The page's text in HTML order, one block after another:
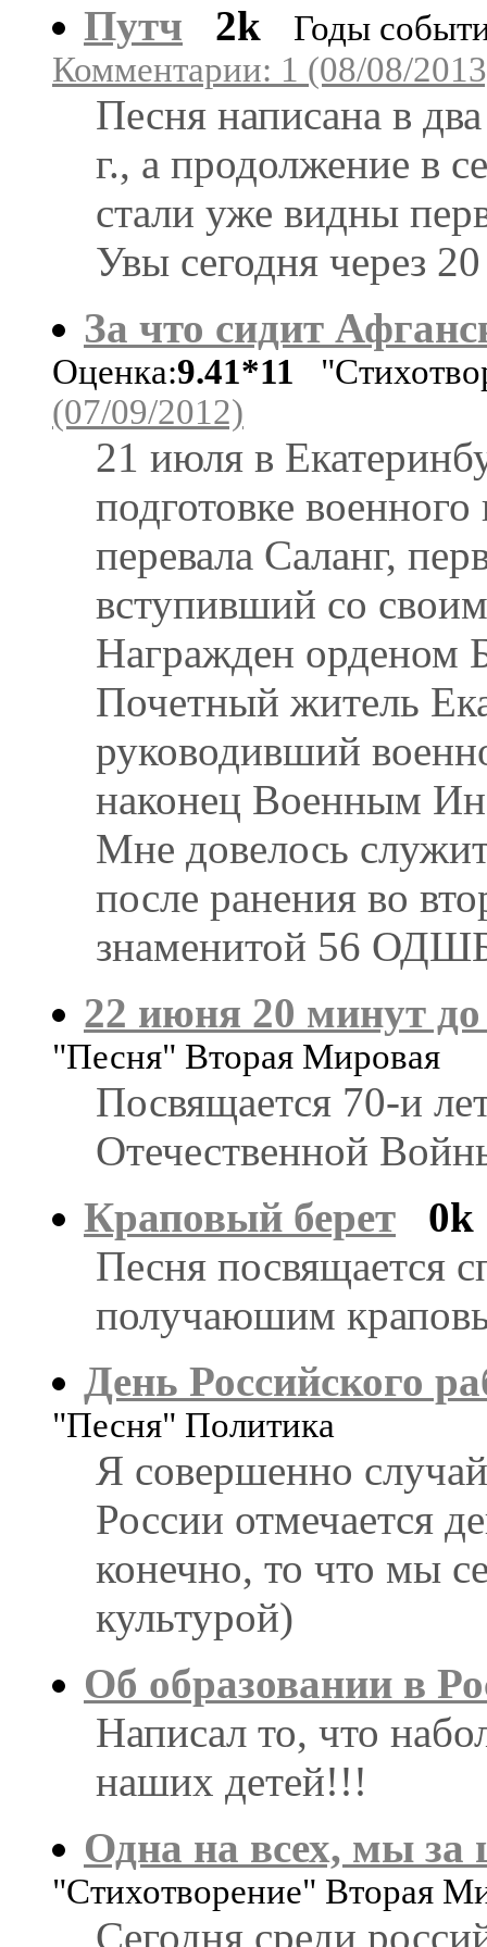
Путч
2k
Годы
Комментарии: 1 (08/08/
Песня написана в
г., а продолжение в
стали уже видны
Увы сегодня через
За что сидит
Оценка:9.41*11
(07/09/2012)
21 июля в
подготовке
перевала Саланг,
вступивший со
Награжден орденом
Почетный житель
руководивший
наконец Военным
Мне довелось
после ранения во
знаменитой 56
22 июня 20 минут
"Песня" Вторая Мировая
Посвящается 70-и
Отечественной
Краповый берет
0k
Песня посвящается
получаюшим
День Российского
"Песня" Политика
Я совершенно
России отмечается
конечно, то что мы
культурой)
Об образовании в
Написал то, что
наших детей!!!
Одна на всех, мы за
"Стихотворение" Вторая
Сегодня среди